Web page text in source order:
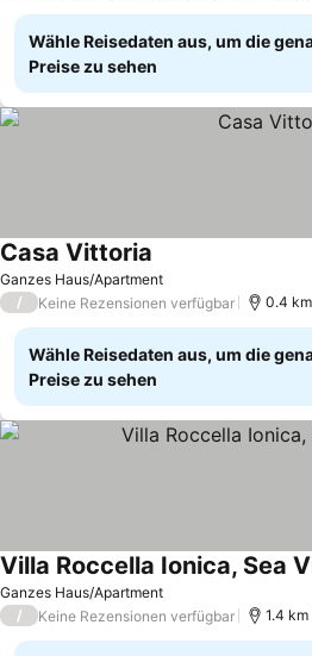
Wähle Reisedaten aus, um die
Preise zu sehen
Ganzes Haus/Apartment
Casa Vittoria
/ Keine Rezensionen verfügbar 0.4
Wähle Reisedaten aus, um die
Preise zu sehen
Ganzes Haus/Apartment
Villa Roccella Ionica, Sea
/ Keine Rezensionen verfügbar 1.4